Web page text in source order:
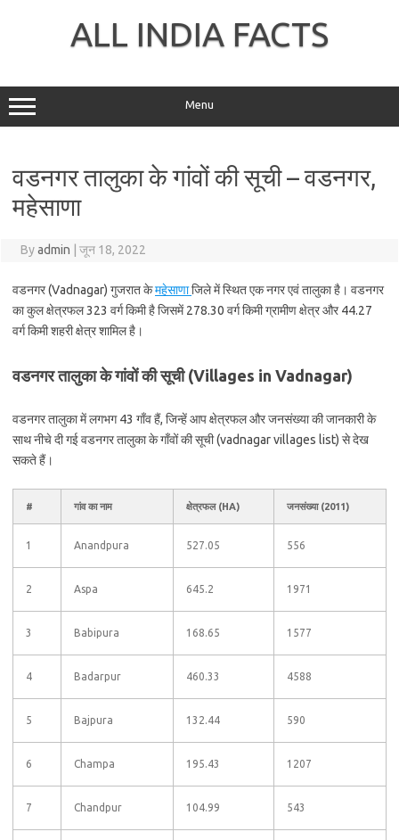
ALL INDIA FACTS
Menu
वडनगर तालुका के गांवों की सूची – वडनगर,
महेसाणा
Byadmin जून 18, 2022
वडनगर (Vadnagar) गुजरात केमहेसाणाजिले में स्थित एक नगर एवं तालुका है। वडनगर
का कुल क्षेत्रफल 323 वर्ग किमी है जिसमें 278.30 वर्ग किमी ग्रामीण क्षेत्र और 44.27
वर्ग किमी शहरी क्षेत्र शामिल है।
वडनगर तालुका के गांवों की सूची (Villages in Vadnagar)
वडनगर तालुका में लगभग 43 गाँव हैं, जिन्हें आप क्षेत्रफल और जनसंख्या की जानकारी के
साथ नीचे दी गई वडनगर तालुका के गाँवों की सूची (vadnagar villages list) से देख
सकते हैं।
# गांव का नाम क्षेत्रफल (HA) जनसंख्या (2011)
1 Anandpura 527.05 556
2 Aspa 645.2 1971
3 Babipura 168.65 1577
4 Badarpur 460.33 4588
5 Bajpura 132.44 590
6 Champa 195.43 1207
7 Chandpur 104.99 543